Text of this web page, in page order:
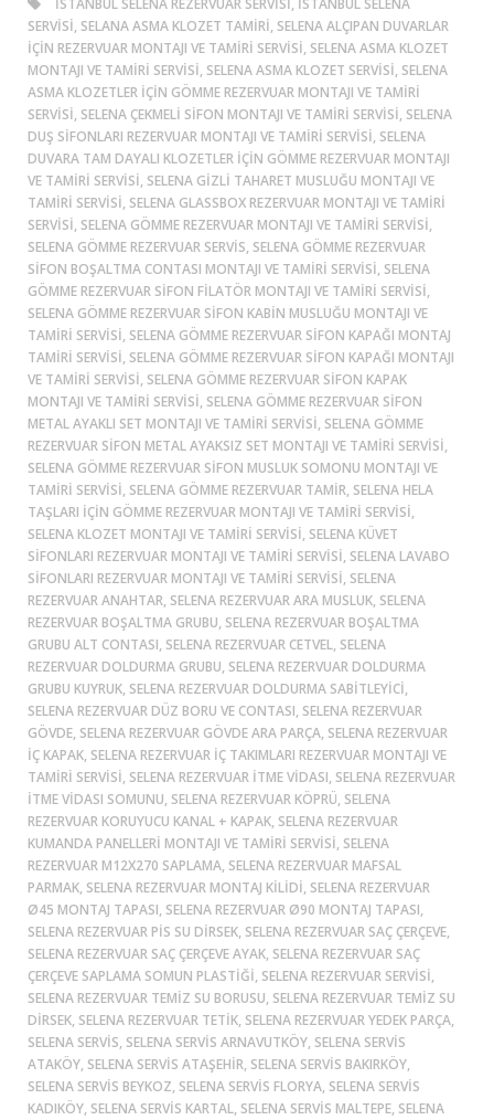
ISTANBUL SELENA REZERVUAR SERVISI, ISTANBUL SELENA
SERVISI, SELANA ASMA KLOZET TAMIRI, SELENA ALÇIPAN DUVARLAR
IÇIN REZERVUAR MONTAJI VE TAMIRI SERVISI, SELENA ASMA KLOZET
MONTAJI VE TAMIRI SERVISI, SELENA ASMA KLOZET SERVISI, SELENA
ASMA KLOZETLER IÇIN GÖMME REZERVUAR MONTAJI VE TAMIRI
SERVISI, SELENA ÇEKMELI SIFON MONTAJI VE TAMIRI SERVISI, SELENA
DUŞ SIFONLARI REZERVUAR MONTAJI VE TAMIRI SERVISI, SELENA
DUVARA TAM DAYALI KLOZETLER IÇIN GÖMME REZERVUAR MONTAJI
VE TAMIRI SERVISI, SELENA GIZLI TAHARET MUSLUĞU MONTAJI VE
TAMIRI SERVISI, SELENA GLASSBOX REZERVUAR MONTAJI VE TAMIRI
SERVISI, SELENA GÖMME REZERVUAR MONTAJI VE TAMIRI SERVISI,
SELENA GÖMME REZERVUAR SERVIS, SELENA GÖMME REZERVUAR
SIFON BOŞALTMA CONTASI MONTAJI VE TAMIRI SERVISI, SELENA
GÖMME REZERVUAR SIFON FILATÖR MONTAJI VE TAMIRI SERVISI,
SELENA GÖMME REZERVUAR SIFON KABIN MUSLUĞU MONTAJI VE
TAMIRI SERVISI, SELENA GÖMME REZERVUAR SIFON KAPAĞI MONTAJ
TAMIRI SERVISI, SELENA GÖMME REZERVUAR SIFON KAPAĞI MONTAJI
VE TAMIRI SERVISI, SELENA GÖMME REZERVUAR SIFON KAPAK
MONTAJI VE TAMIRI SERVISI, SELENA GÖMME REZERVUAR SIFON
METAL AYAKLI SET MONTAJI VE TAMIRI SERVISI, SELENA GÖMME
REZERVUAR SIFON METAL AYAKSIZ SET MONTAJI VE TAMIRI SERVISI,
SELENA GÖMME REZERVUAR SIFON MUSLUK SOMONU MONTAJI VE
TAMIRI SERVISI, SELENA GÖMME REZERVUAR TAMIR, SELENA HELA
TAŞLARI IÇIN GÖMME REZERVUAR MONTAJI VE TAMIRI SERVISI,
SELENA KLOZET MONTAJI VE TAMIRI SERVISI, SELENA KÜVET
SIFONLARI REZERVUAR MONTAJI VE TAMIRI SERVISI, SELENA LAVABO
SIFONLARI REZERVUAR MONTAJI VE TAMIRI SERVISI, SELENA
REZERVUAR ANAHTAR, SELENA REZERVUAR ARA MUSLUK, SELENA
REZERVUAR BOŞALTMA GRUBU, SELENA REZERVUAR BOŞALTMA
GRUBU ALT CONTASI, SELENA REZERVUAR CETVEL, SELENA
REZERVUAR DOLDURMA GRUBU, SELENA REZERVUAR DOLDURMA
GRUBU KUYRUK, SELENA REZERVUAR DOLDURMA SABITLEYICI,
SELENA REZERVUAR DÜZ BORU VE CONTASI, SELENA REZERVUAR
GÖVDE, SELENA REZERVUAR GÖVDE ARA PARÇA, SELENA REZERVUAR
IÇ KAPAK, SELENA REZERVUAR IÇ TAKIMLARI REZERVUAR MONTAJI VE
TAMIRI SERVISI, SELENA REZERVUAR ITME VIDASI, SELENA REZERVUAR
ITME VIDASI SOMUNU, SELENA REZERVUAR KÖPRÜ, SELENA
REZERVUAR KORUYUCU KANAL + KAPAK, SELENA REZERVUAR
KUMANDA PANELLERI MONTAJI VE TAMIRI SERVISI, SELENA
REZERVUAR M12X270 SAPLAMA, SELENA REZERVUAR MAFSAL
PARMAK, SELENA REZERVUAR MONTAJ KILIDI, SELENA REZERVUAR
Ø45 MONTAJ TAPASI, SELENA REZERVUAR Ø90 MONTAJ TAPASI,
SELENA REZERVUAR PIS SU DIRSEK, SELENA REZERVUAR SAÇ ÇERÇEVE,
SELENA REZERVUAR SAÇ ÇERÇEVE AYAK, SELENA REZERVUAR SAÇ
ÇERÇEVE SAPLAMA SOMUN PLASTIĞI, SELENA REZERVUAR SERVISI,
SELENA REZERVUAR TEMIZ SU BORUSU, SELENA REZERVUAR TEMIZ SU
DIRSEK, SELENA REZERVUAR TETIK, SELENA REZERVUAR YEDEK PARÇA,
SELENA SERVIS, SELENA SERVIS ARNAVUTKÖY, SELENA SERVIS
ATAKÖY, SELENA SERVIS ATAŞEHIR, SELENA SERVIS BAKIRKÖY,
SELENA SERVIS BEYKOZ, SELENA SERVIS FLORYA, SELENA SERVIS
KADIKÖY, SELENA SERVIS KARTAL, SELENA SERVIS MALTEPE, SELENA